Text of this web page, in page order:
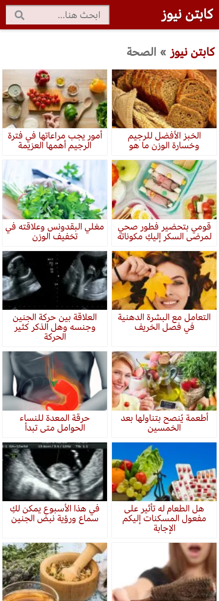
كابتن نيوز
كابتن نيوز » الصحة
الخبز الأفضل للرجيم
وخسارة الوزن ما هو
أمور يجب مراعاتها في فترة
الرجيم أهمها العزيمة
قومي بتحضير فطور صحي
لمرضى السكر إليكِ مكوناته
مغلي البقدونس وعلاقته في
تخفيف الوزن
التعامل مع البشرة الدهنية
في فصل الخريف
العلاقة بين حركة الجنين
وجنسه وهل الذكر كثير
الحركة
أطعمة يُنصح بتناولها بعد
الخمسين
حرقة المعدة للنساء
الحوامل متى تبدأ
هل الطعام له تأثير على
مفعول المسكنات إليكم
الإجابة
في هذا الأسبوع يمكن لكِ
سماع ورؤية نبض الجنين